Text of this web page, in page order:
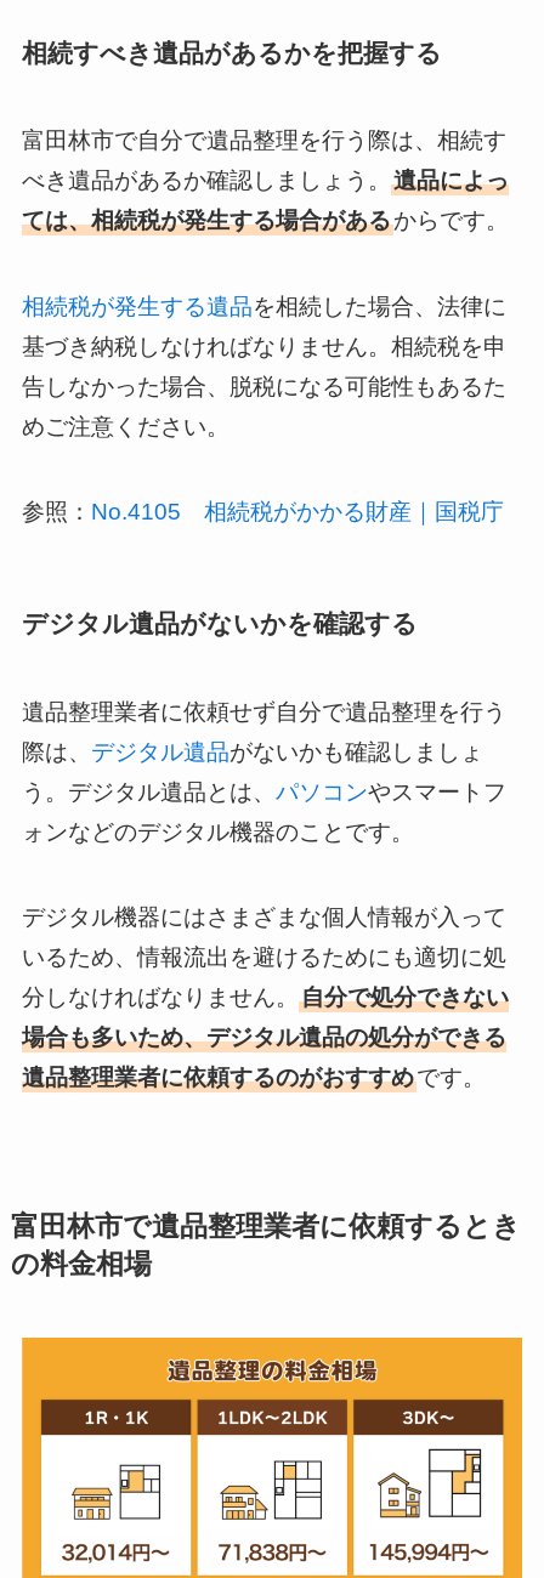
相続すべき遺品があるかを把握する
富田林市で自分で遺品整理を行う際は、相続す
べき遺品があるか確認しましょう。 遺品によっ
ては、相続税が発生する場合があるからです。
相続税が発生する遺品を相続した場合、法律に
基づき納税しなければなりません。相続税を申
告しなかった場合、脱税になる可能性もあるた
めご注意ください。
参照： No.4105 相続税がかかる財産｜国税庁
デジタル遺品がないかを確認する
遺品整理業者に依頼せず自分で遺品整理を行う
際は、 デジタル遺品がないかも確認しましょ
う。デジタル遺品とは、 パソコンやスマートフ
ォンなどのデジタル機器のことです。
デジタル機器にはさまざまな個人情報が入って
いるため、情報流出を避けるためにも適切に処
分しなければなりません。 自分で処分できない
場合も多いため、デジタル遺品の処分ができる
遺品整理業者に依頼するのがおすすめです。
富田林市で遺品整理業者に依頼するとき
の料金相場